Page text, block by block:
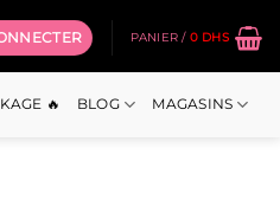
PANIER / 0 DHS
🔥 BLOG MAGASINS